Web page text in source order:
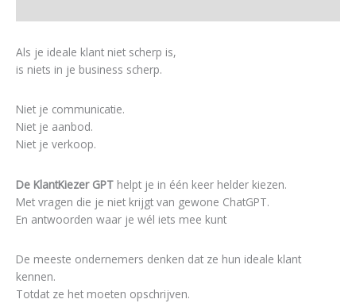
klant.
sneller.
aantal
Als je ideale klant niet scherp is,
is niets in je business scherp.
Niet je communicatie.
Niet je aanbod.
Niet je verkoop.
De KlantKiezer GPT helpt je in één keer helder kiezen.
Met vragen die je niet krijgt van gewone ChatGPT.
En antwoorden waar je wél iets mee kunt
De meeste ondernemers denken dat ze hun ideale klant
kennen.
Totdat ze het moeten opschrijven.